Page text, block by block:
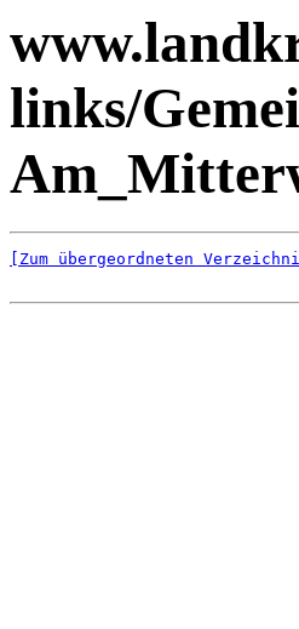
links/
[Zum übergeordneten